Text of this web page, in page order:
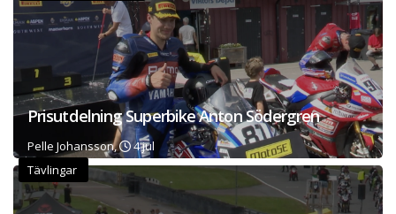
Prisutdelning Superbike Anton Södergren
Pelle Johansson,
4 jul
Tävlingar